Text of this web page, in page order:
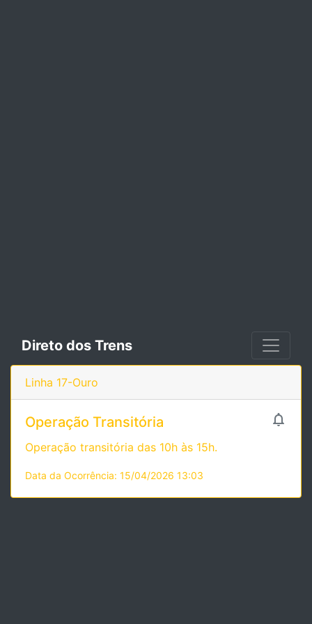
Direto dos Trens
Linha 17-Ouro

Operação Transitória
Operação transitória das 10h às 15h.
Data da Ocorrência: 15/04/2026 13:03